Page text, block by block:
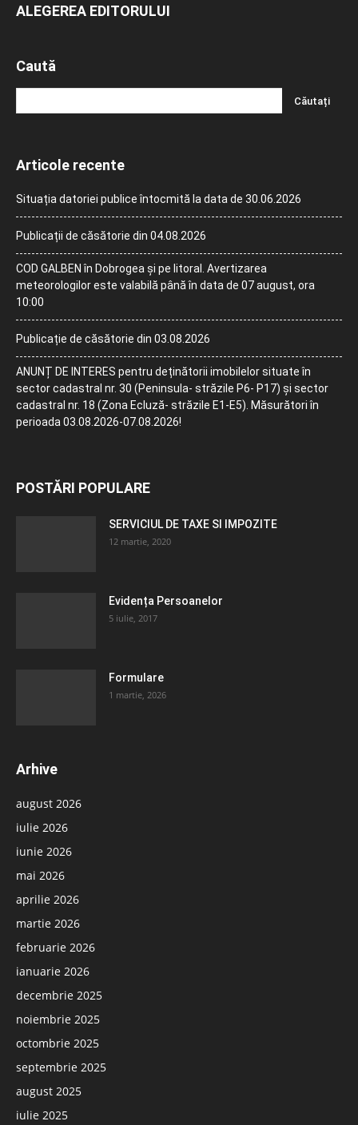
ALEGEREA EDITORULUI
Caută
Articole recente
Situația datoriei publice întocmită la data de 30.06.2026
Publicații de căsătorie din 04.08.2026
COD GALBEN în Dobrogea și pe litoral. Avertizarea
meteorologilor este valabilă până în data de 07 august, ora
10:00
Publicație de căsătorie din 03.08.2026
ANUNȚ DE INTERES pentru deținătorii imobilelor situate în
sector cadastral nr. 30 (Peninsula- străzile P6- P17) și sector
cadastral nr. 18 (Zona Ecluză- străzile E1-E5). Măsurători în
perioada 03.08.2026-07.08.2026!
POSTĂRI POPULARE
SERVICIUL DE TAXE SI IMPOZITE
12 martie, 2020
Evidența Persoanelor
5 iulie, 2017
Formulare
1 martie, 2026
Arhive
august 2026
iulie 2026
iunie 2026
mai 2026
aprilie 2026
martie 2026
februarie 2026
ianuarie 2026
decembrie 2025
noiembrie 2025
octombrie 2025
septembrie 2025
august 2025
iulie 2025